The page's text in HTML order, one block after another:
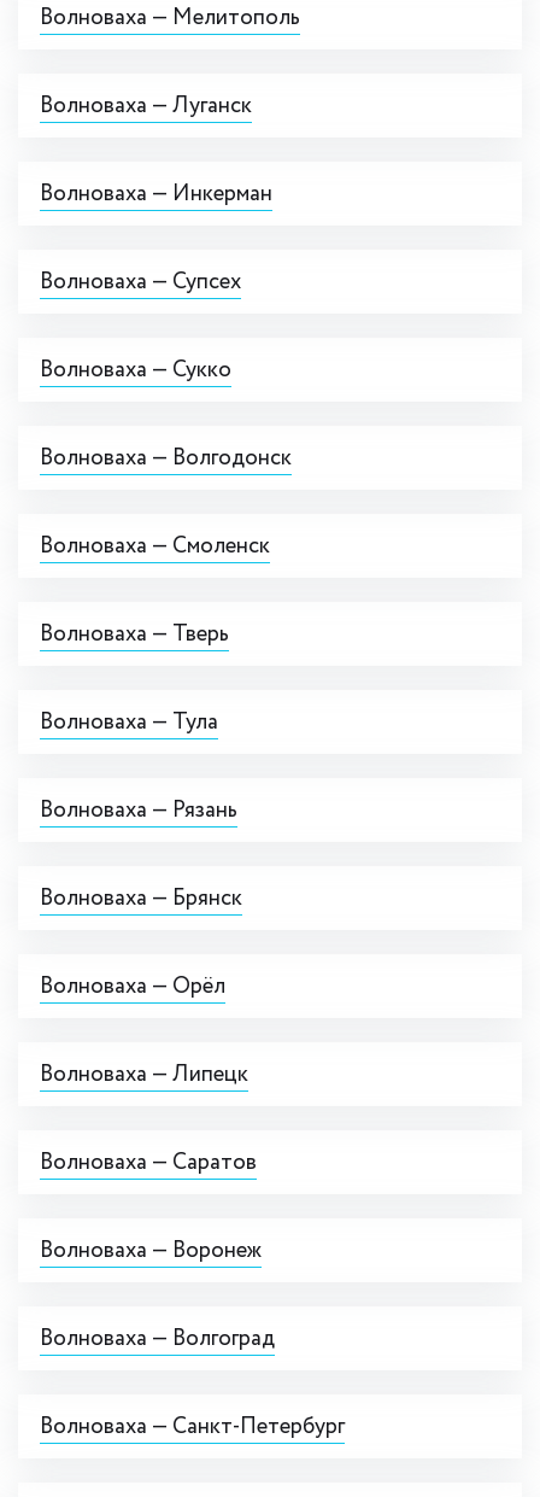
Волноваха — Мелитополь
Волноваха — Луганск
Волноваха — Инкерман
Волноваха — Супсех
Волноваха — Сукко
Волноваха — Волгодонск
Волноваха — Смоленск
Волноваха — Тверь
Волноваха — Тула
Волноваха — Рязань
Волноваха — Брянск
Волноваха — Орёл
Волноваха — Липецк
Волноваха — Саратов
Волноваха — Воронеж
Волноваха — Волгоград
Волноваха — Санкт-Петербург